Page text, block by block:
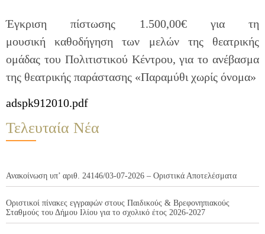
Έγκριση πίστωσης 1.500,00€ για τη
μουσική καθοδήγηση των μελών της θεατρικής
ομάδας του Πολιτιστικού Κέντρου, για το ανέβασμα
της θεατρικής παράστασης «Παραμύθι χωρίς όνομα»
adspk912010.pdf
Τελευταία Νέα
Ανακοίνωση υπ’ αριθ. 24146/03-07-2026 – Οριστικά Αποτελέσματα
Οριστικοί πίνακες εγγραφών στους Παιδικούς & Βρεφονηπιακούς
Σταθμούς του Δήμου Ιλίου για το σχολικό έτος 2026-2027